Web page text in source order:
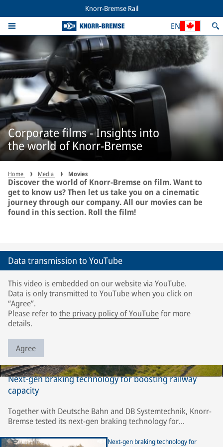
Knorr-Bremse Rail
EN
Corporate films - Insights into
the world of Knorr-Bremse
Home Media Movies
Discover the world of Knorr-Bremse on film. Want to
get to know us? Then let us take you on a cinematic
journey through our company. All our movies can be
found in this section. Roll the film!
Data transmission to YouTube
This video is embedded on our website via YouTube.
Data is only transmitted to YouTube when you click on
“Agree”.
Please refer to the privacy policy of YouTubefor more
details.
Agree
Next-gen braking technology for boosting railway
capacity
Together with Deutsche Bahn and DB Systemtechnik, Knorr-
Bremse tested its next-gen braking technology for
demanding wheel/rail adhesion conditions. Within the
Next-gen braking technology for